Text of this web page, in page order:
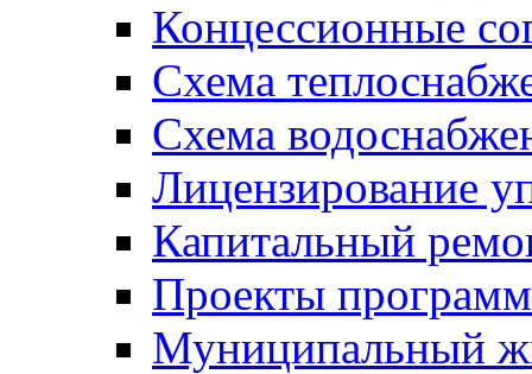
Концессионные
Схема
Схема
Лицензирование
Капитальный
Проекты программ
Муниципальный